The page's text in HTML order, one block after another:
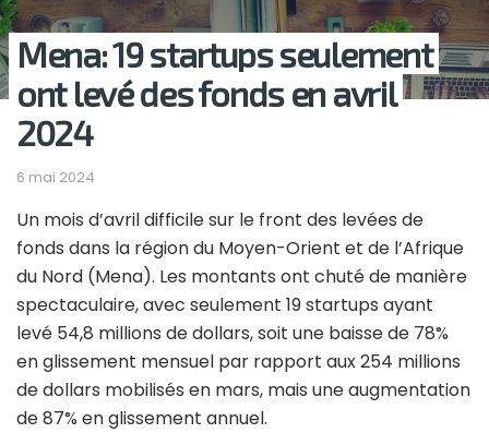
Mena: 19 startups seulement
ont levé des fonds en avril
2024
6 mai 2024
Un mois d’avril difficile sur le front des levées de
fonds dans la région du Moyen-Orient et de l’Afrique
du Nord (Mena). Les montants ont chuté de manière
spectaculaire, avec seulement 19 startups ayant
levé 54,8 millions de dollars, soit une baisse de 78%
en glissement mensuel par rapport aux 254 millions
de dollars mobilisés en mars, mais une augmentation
de 87% en glissement annuel.